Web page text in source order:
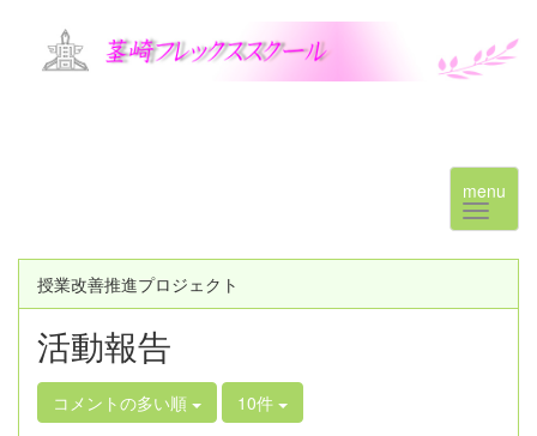
menu
授業改善推進プロジェクト
活動報告
コメントの多い順 10件